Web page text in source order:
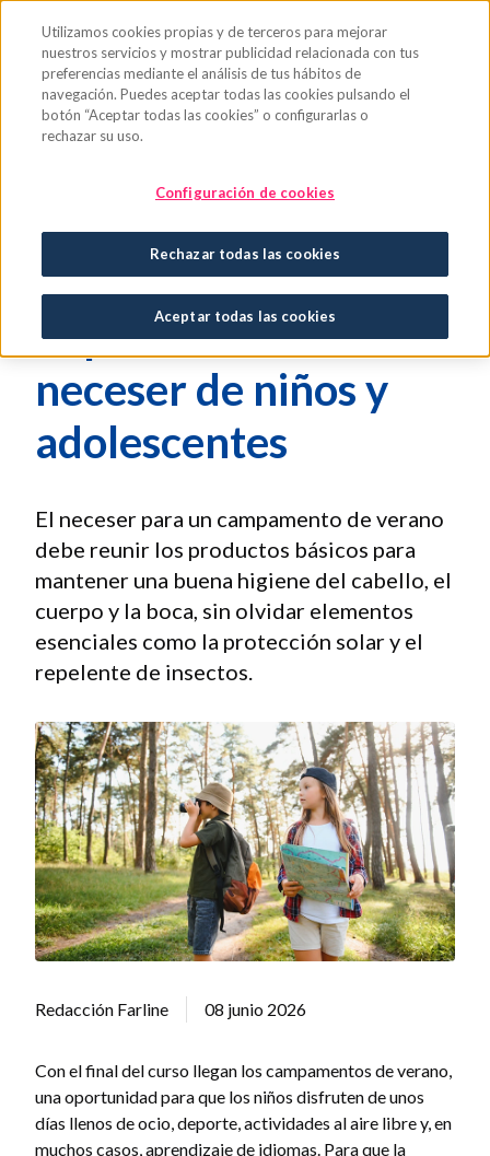
Qué llevar a un
campamento de
verano:
imprescindibles en el
neceser de niños y
adolescentes
El neceser para un campamento de verano
debe reunir los productos básicos para
mantener una buena higiene del cabello, el
cuerpo y la boca, sin olvidar elementos
esenciales como la protección solar y el
repelente de insectos.
Redacción Farline 08 junio 2026
Con el final del curso llegan los campamentos de verano,
una oportunidad para que los niños disfruten de unos
días llenos de ocio, deporte, actividades al aire libre y, en
muchos casos, aprendizaje de idiomas. Para que la
Utilizamos cookies propias y de terceros para mejorar
nuestros servicios y mostrar publicidad relacionada con tus
preferencias mediante el análisis de tus hábitos de
navegación. Puedes aceptar todas las cookies pulsando el
botón “Aceptar todas las cookies” o configurarlas o
rechazar su uso.
Configuración de cookies
Rechazar todas las cookies
Aceptar todas las cookies